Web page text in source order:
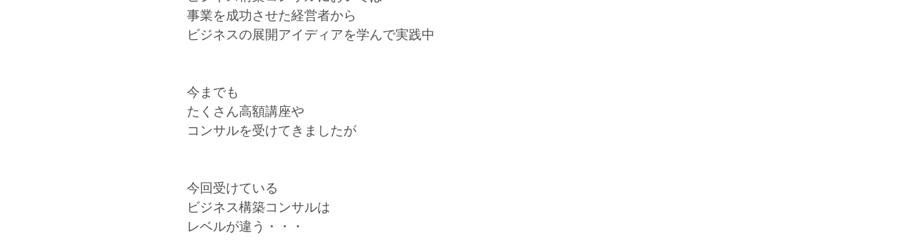
事業を成功させた経営者から
ビジネスの展開アイディアを学んで実践中
今までも
たくさん高額講座や
コンサルを受けてきましたが
今回受けている
ビジネス構築コンサルは
レベルが違う・・・